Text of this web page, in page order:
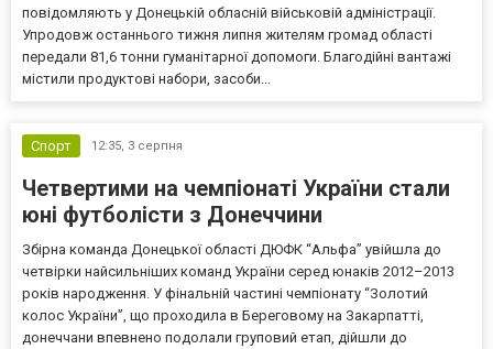
повідомляють у Донецькій обласній військовій адміністрації.
Упродовж останнього тижня липня жителям громад області
передали 81,6 тонни гуманітарної допомоги. Благодійні вантажі
містили продуктові набори, засоби...
Спорт 12:35, 3 серпня
Четвертими на чемпіонаті України стали
юні футболісти з Донеччини
Збірна команда Донецької області ДЮФК “Альфа” увійшла до
четвірки найсильніших команд України серед юнаків 2012–2013
років народження. У фінальній частині чемпіонату “Золотий
колос України”, що проходила в Береговому на Закарпатті,
донеччани впевнено подолали груповий етап, дійшли до